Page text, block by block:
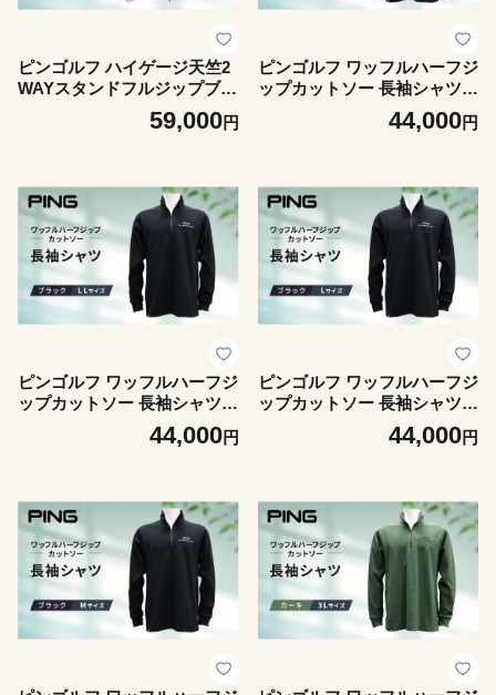
ピンゴルフ ハイゲージ天竺2
WAYスタンドフルジップブル
ゾン 半袖 長袖 ホワイト Mサ
59,000円
ピンゴルフ ワッフルハーフジ
ップカットソー 長袖シャツ
ブラック 3Lサイズ44,000円
ピンゴルフ ワッフルハーフジ
ップカットソー 長袖シャツ
ブラック LLサイズ44,000円
ピンゴルフ ワッフルハーフジ
ップカットソー 長袖シャツ
44,000円